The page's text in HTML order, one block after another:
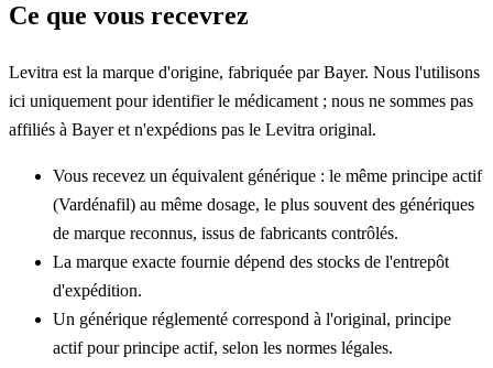
Ce que vous recevrez
Levitra est la marque d'origine, fabriquée par Bayer. Nous l'utilisons
ici uniquement pour identifier le médicament ; nous ne sommes pas
affiliés à Bayer et n'expédions pas le Levitra original.
Vous recevez un équivalent générique : le même principe actif
(Vardénafil) au même dosage, le plus souvent des génériques
de marque reconnus, issus de fabricants contrôlés.
La marque exacte fournie dépend des stocks de l'entrepôt
d'expédition.
Un générique réglementé correspond à l'original, principe
actif pour principe actif, selon les normes légales.